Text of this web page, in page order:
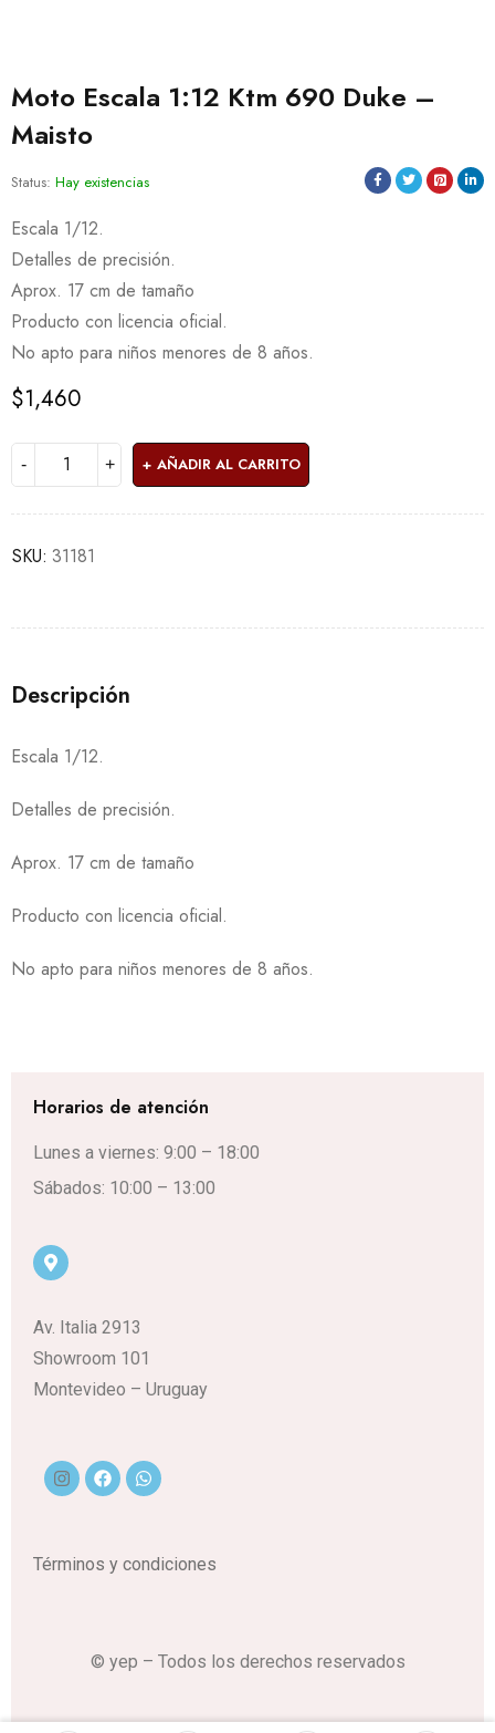
Moto Escala 1:12 Ktm 690 Duke –
Maisto
Status: Hay existencias
Escala 1/12.
Detalles de precisión.
Aprox. 17 cm de tamaño
Producto con licencia oficial.
No apto para niños menores de 8 años.
$1,460
AÑADIR AL CARRITO
SKU: 31181
Descripción
Escala 1/12.
Detalles de precisión.
Aprox. 17 cm de tamaño
Producto con licencia oficial.
No apto para niños menores de 8 años.
Horarios de atención
Lunes a viernes: 9:00 – 18:00
Sábados: 10:00 – 13:00
Av. Italia 2913
Showroom 101
Montevideo – Uruguay
Términos y condiciones
© yep – Todos los derechos reservados